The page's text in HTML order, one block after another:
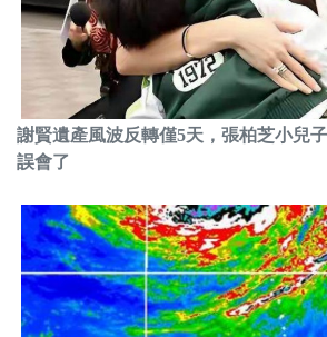
謝賢遺產風波反轉僅5天，張柏芝小兒
誤會了